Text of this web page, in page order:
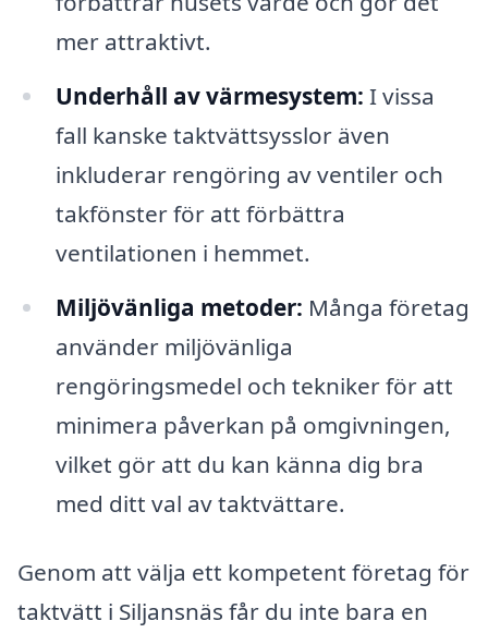
mer attraktivt.
Underhåll av värmesystem: I vissa
fall kanske taktvättsysslor även
inkluderar rengöring av ventiler och
takfönster för att förbättra
ventilationen i hemmet.
Miljövänliga metoder: Många företag
använder miljövänliga
rengöringsmedel och tekniker för att
minimera påverkan på omgivningen,
vilket gör att du kan känna dig bra
med ditt val av taktvättare.
Genom att välja ett kompetent företag för
taktvätt i Siljansnäs får du inte bara en